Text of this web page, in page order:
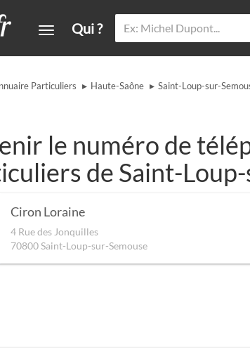
Qui ?
Particuliers ▸ Haute-Saône ▸ Saint-Loup-sur-
le numéro de
de Saint-
Ciron Loraine
4 Rue des Jonquilles
70800Saint-Loup-sur-Semouse